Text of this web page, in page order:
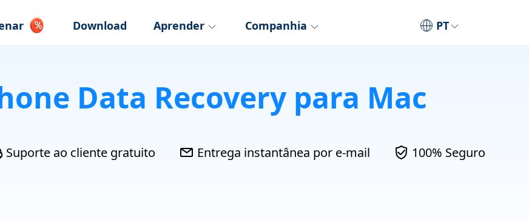
PT
Download Aprender Companhia
Data Recovery para Mac
Suporte ao cliente gratuito Entrega instantânea por e-mail 100% Seguro